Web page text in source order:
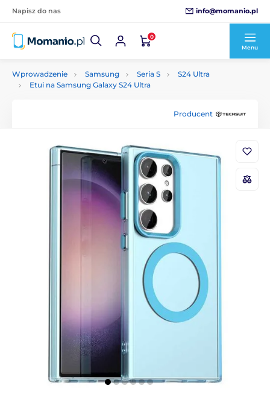
Napisz do nas info@momanio.pl
0
Menu
Wprowadzenie Samsung Seria S
S24 Ultra
Etui na Samsung Galaxy S24 Ultra
Producent